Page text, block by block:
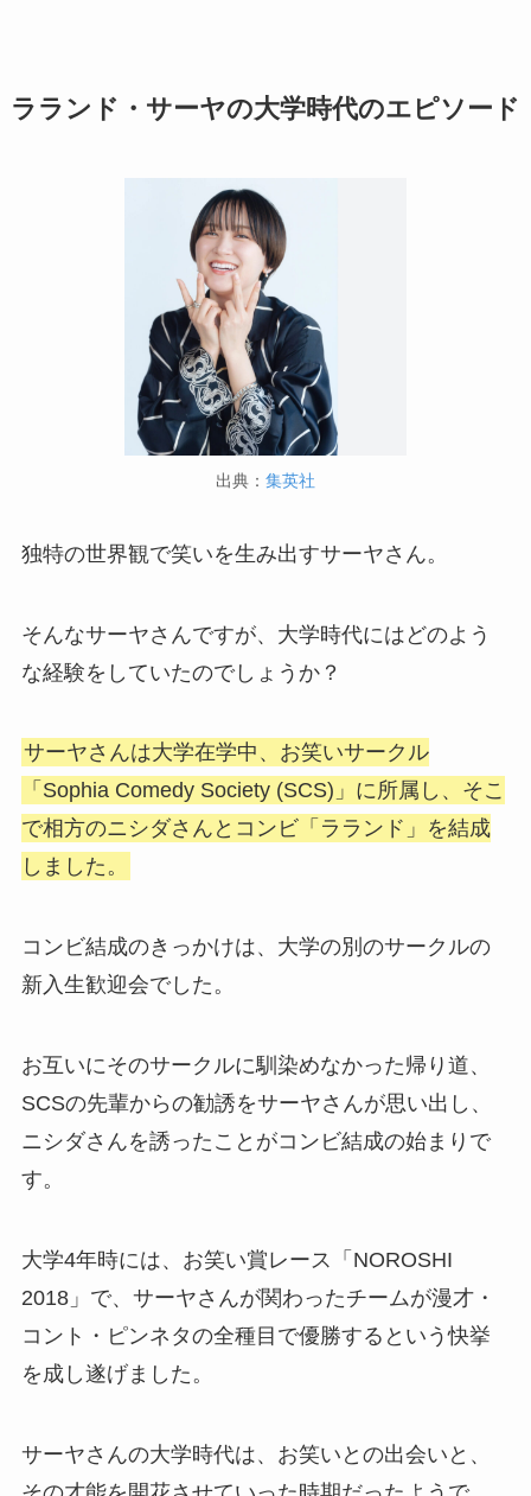
ラランド・サーヤの大学時代のエピソード
出典： 集英社
独特の世界観で笑いを生み出すサーヤさん。
そんなサーヤさんですが、大学時代にはどのよう
な経験をしていたのでしょうか？
サーヤさんは大学在学中、お笑いサークル
「Sophia Comedy Society (SCS)」に所属し、そこ
で相方のニシダさんとコンビ「ラランド」を結成
しました。
コンビ結成のきっかけは、大学の別のサークルの
新入生歓迎会でした。
お互いにそのサークルに馴染めなかった帰り道、
SCSの先輩からの勧誘をサーヤさんが思い出し、
ニシダさんを誘ったことがコンビ結成の始まりで
す。
大学4年時には、お笑い賞レース「NOROSHI
2018」で、サーヤさんが関わったチームが漫才・
コント・ピンネタの全種目で優勝するという快挙
を成し遂げました。
サーヤさんの大学時代は、お笑いとの出会いと、